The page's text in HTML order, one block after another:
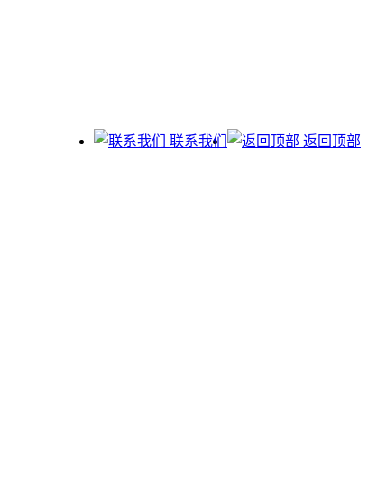
返回顶部
联系我们